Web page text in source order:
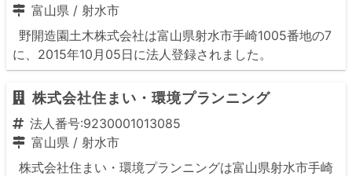
富山県 / 射水市
野開造園土木株式会社は富山県射水市手崎1005番地の7
に、2015年10月05日に法人登録されました。
株式会社住まい・環境プランニング
法人番号:9230001013085
富山県 / 射水市
株式会社住まい・環境プランニングは富山県射水市手崎